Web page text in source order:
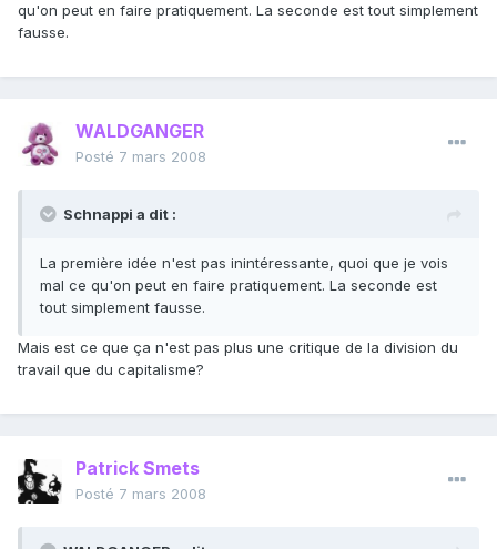
qu'on peut en faire pratiquement. La seconde est tout simplement
fausse.
WALDGANGER
Posté 7 mars 2008
Schnappi a dit :
La première idée n'est pas inintéressante, quoi que je vois
mal ce qu'on peut en faire pratiquement. La seconde est
tout simplement fausse.
Mais est ce que ça n'est pas plus une critique de la division du
travail que du capitalisme?
Patrick Smets
Posté 7 mars 2008